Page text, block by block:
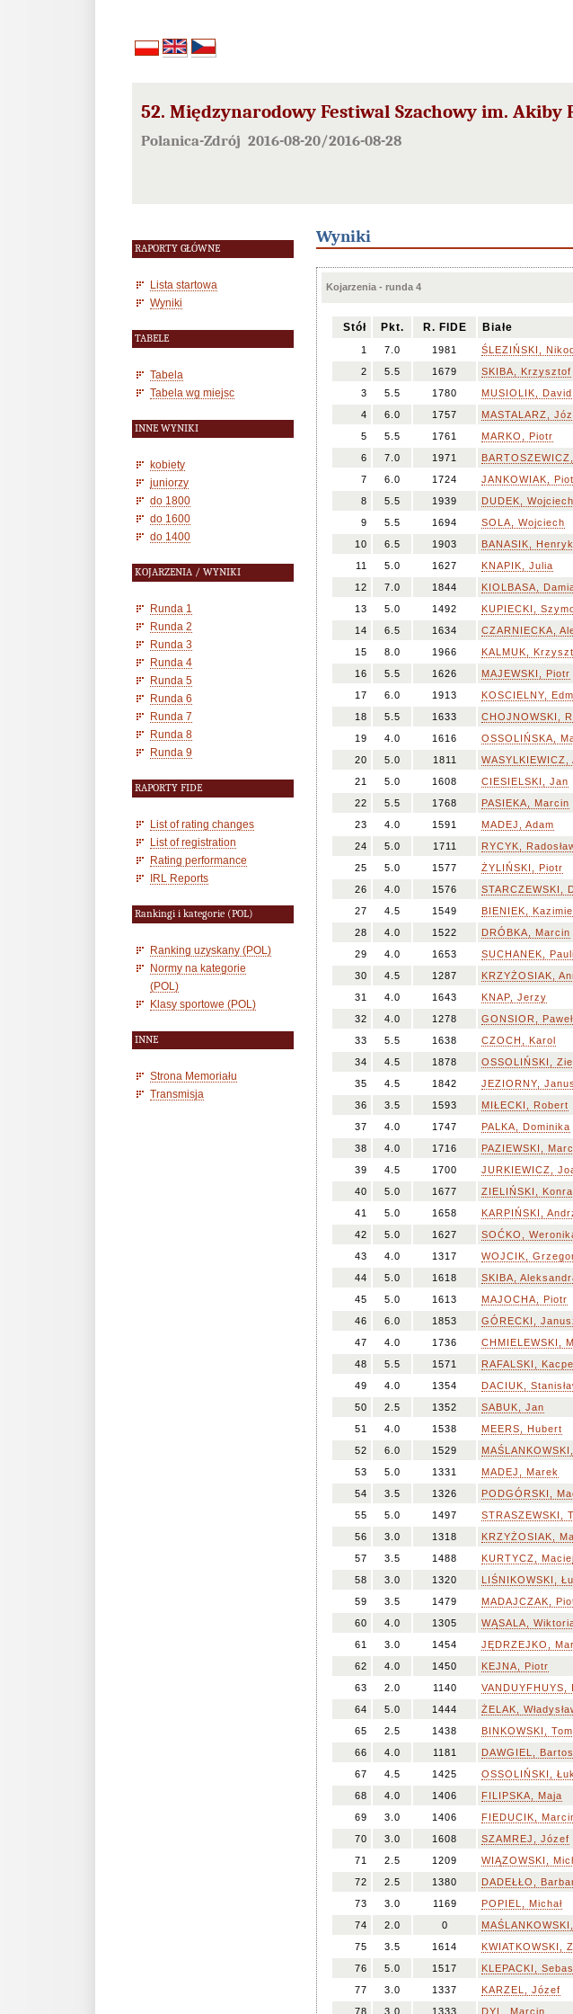
52. Międzynarodowy Festiwal Szachowy im. Akiby
Polanica-Zdrój 2016-08-20/2016-08-28
RAPORTY GŁÓWNE
Lista startowa
Wyniki
TABELE
Tabela
Tabela wg miejsc
INNE WYNIKI
kobiety
juniorzy
do 1800
do 1600
do 1400
KOJARZENIA / WYNIKI
Runda 1
Runda 2
Runda 3
Runda 4
Runda 5
Runda 6
Runda 7
Runda 8
Runda 9
RAPORTY FIDE
List of rating changes
List of registration
Rating performance
IRL Reports
Rankingi i kategorie (POL)
Ranking uzyskany (POL)
Normy na kategorie
(POL)
Klasy sportowe (POL)
INNE
Strona Memoriału
Transmisja
Wyniki
Kojarzenia - runda 4
Stół Pkt. R. FIDE Białe
1 7.0 1981 ŚLEZIŃSKI,
2
5.5 1679 SKIBA, Krzysztof
3
5.5 1780 MUSIOLIK, David
4
6.0 1757 MASTALARZ,
5
5.5 1761 MARKO, Piotr
6
7.0 1971
7
6.0 1724 JANKOWIAK,
8
5.5 1939 DUDEK, Wojciech
9
5.5 1694 SOLA, Wojciech
10
6.5 1903 BANASIK, Henryk
11
5.0 1627 KNAPIK, Julia
12
7.0 1844 KIOLBASA,
13
5.0 1492 KUPIECKI,
14
6.5 1634 CZARNIECKA,
15
8.0 1966 KALMUK,
16
5.5 1626 MAJEWSKI, Piotr
17
6.0 1913 KOSCIELNY,
18
5.5 1633 CHOJNOWSKI,
19
4.0 1616 OSSOLIŃSKA,
20
5.0 1811 WASYLKIEWICZ,
21
5.0 1608 CIESIELSKI, Jan
22
5.5 1768 PASIEKA, Marcin
23
4.0 1591 MADEJ, Adam
24
5.0 1711 RYCYK,
25
5.0 1577 ŻYLIŃSKI, Piotr
26
4.0 1576 STARCZEWSKI,
27
4.5 1549 BIENIEK,
28
4.0 1522 DRÓBKA, Marcin
29
4.0 1653 SUCHANEK,
30
4.5 1287 KRZYŻOSIAK,
31
4.0 1643 KNAP, Jerzy
32
4.0 1278 GONSIOR, Paweł
33
5.5 1638 CZOCH, Karol
34
4.5 1878 OSSOLIŃSKI,
35
4.5 1842 JEZIORNY,
36
3.5 1593 MIŁECKI, Robert
37
4.0 1747 PALKA, Dominika
38
4.0 1716 PAZIEWSKI,
39
4.5 1700 JURKIEWICZ,
40
5.0 1677 ZIELIŃSKI,
41
5.0 1658 KARPIŃSKI,
42
5.0 1627 SOĆKO,
43
4.0 1317 WOJCIK,
44
5.0 1618 SKIBA,
45
5.0 1613 MAJOCHA, Piotr
46
6.0 1853 GÓRECKI,
47
4.0 1736 CHMIELEWSKI,
48
5.5 1571 RAFALSKI,
49
4.0 1354 DACIUK,
50
2.5 1352 SABUK, Jan
51
4.0 1538 MEERS, Hubert
52
6.0 1529
53
5.0 1331 MADEJ, Marek
54
3.5 1326 PODGÓRSKI,
55
5.0 1497 STRASZEWSKI,
56
3.0 1318 KRZYŻOSIAK,
57
3.5 1488 KURTYCZ, Maciej
58
3.0 1320 LIŚNIKOWSKI,
59
3.5 1479 MADAJCZAK,
60
4.0 1305 WĄSALA,
61
3.0 1454 JĘDRZEJKO,
62
4.0 1450 KEJNA, Piotr
63
2.0 1140 VANDUYFHUYS,
64
5.0 1444 ŻELAK,
65
2.5 1438 BINKOWSKI,
66
4.0 1181 DAWGIEL,
67
4.5 1425 OSSOLIŃSKI,
68
4.0 1406 FILIPSKA, Maja
69
3.0 1406 FIEDUCIK,
70
3.0 1608 SZAMREJ, Józef
71
2.5 1209 WIĄZOWSKI,
72
2.5 1380 DADEŁŁO,
73
3.0 1169 POPIEL, Michał
74
2.0 0
75
3.5 1614 KWIATKOWSKI,
76
5.0 1517 KLEPACKI,
77
3.0 1337 KARZEL, Józef
78
3.0 1333 DYL, Marcin